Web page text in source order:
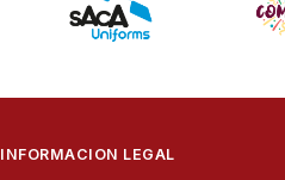
INFORMACION LEGAL